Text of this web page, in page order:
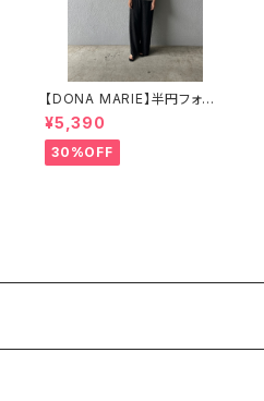
【DONA MARIE】半円フォル
ム5分袖ブラウス
¥5,390
30%OFF